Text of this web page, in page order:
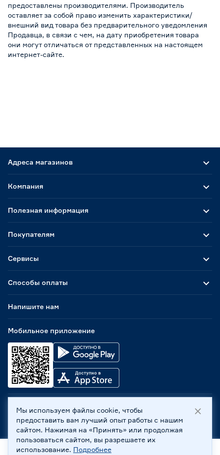
предоставлены производителями. Производитель
оставляет за собой право изменить характеристики/
внешний вид товара без предварительного уведомления
Продавца, в связи с чем, на дату приобретения товара
они могут отличаться от представленных на настоящем
интернет-сайте.
Адреса магазинов
Способы оплаты
Мобильное приложение
Компания
Полезная информация
Покупателям
Сервисы
Напишите нам
ООО «Бауцентр Рус» 2004 -2026, 236029, г. Калининград,
ул. А.Невского, 205. ИНН 7702596813, КПП 390601001 ©
Все права защищены
Политика обработки персональных данных
Мы используем файлы cookie, чтобы
предоставить вам лучший опыт работы с нашим
сайтом. Нажимая на «Принять» или продолжая
пользоваться сайтом, вы разрешаете их
использование. Подробнее